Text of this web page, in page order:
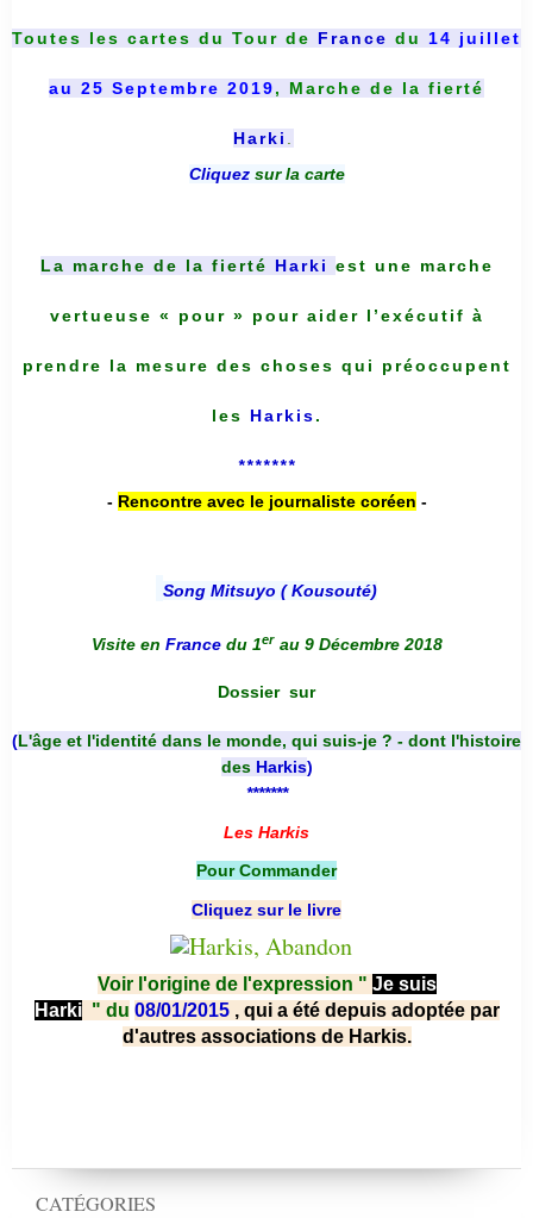
CATÉGORIES
Toutes les cartes du Tour de France du 14 juillet
au 25 Septembre 2019, Marche de la fierté
Harki
Cliquez sur la carte
La marche de la fierté Harki est une marche
vertueuse « pour » pour aider l’exécutif à
prendre la mesure des choses qui préoccupent
les Harkis.
*******
- Rencontre avec le journaliste coréen -
Song Mitsuyo ( Kousouté)
Visite en France du 1er au 9 Décembre 2018
Dossier sur
(L'âge et l'identité dans le monde, qui suis-je ? - dont l'histoire
des Harkis)
*******
Les Harkis
Pour Commander
Cliquez sur le livre
Voir l'origine de l'expression " Je suis
Harki " du 08/01/2015 , qui a été depuis adoptée par
d'autres associations de Harkis.